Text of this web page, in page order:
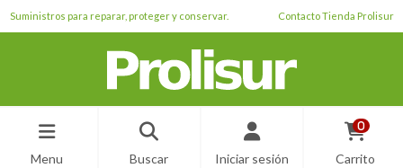
Suministros para reparar, proteger y conservar. Contacto Tienda Prolisur
Menu Buscar Iniciar sesión
0
Carrito